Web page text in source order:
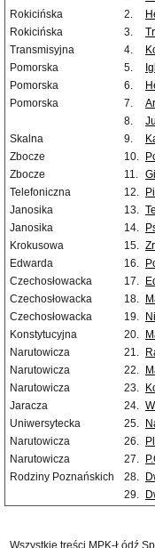
Rokicińska
2.
Rokicińska
3.
Transmisyjna
4.
Pomorska
5.
Pomorska
6.
Pomorska
7.
8.
Skalna
9.
Zbocze
10.
Zbocze
11.
Telefoniczna
12.
Janosika
13.
Janosika
14.
Krokusowa
15.
Edwarda
16.
Czechosłowacka
17.
Czechosłowacka
18.
Czechosłowacka
19.
Konstytucyjna
20.
Narutowicza
21.
Narutowicza
22.
Narutowicza
23.
Jaracza
24.
Uniwersytecka
25.
Narutowicza
26.
Narutowicza
27.
Rodziny Poznańskich
28.
29.
Wszystkie treści MPK-Łódź